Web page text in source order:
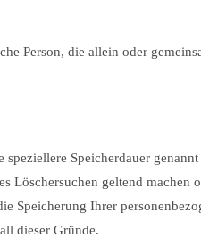
Person, die allein oder
Speicherdauer
Löschersuchen geltend
Speicherung Ihrer
dieser Gründe.